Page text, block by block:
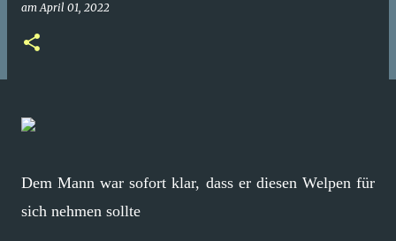
amApril 01, 2022
Dem Mann war sofort klar, dass er diesen Welpen für
sich nehmen sollte